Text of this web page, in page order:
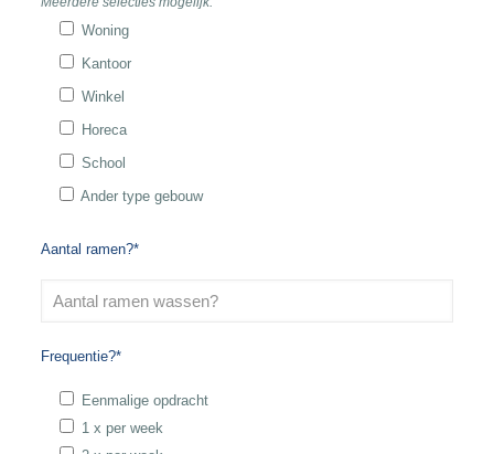
Woning
Kantoor
Winkel
Horeca
School
Ander type gebouw
Aantal ramen?*
Frequentie?*
Eenmalige opdracht
1 x per week